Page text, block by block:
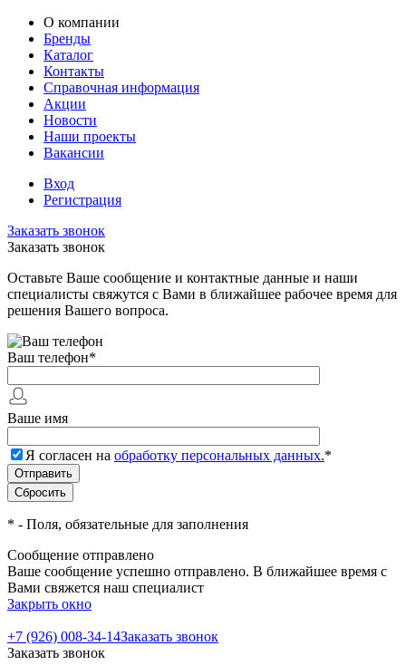
О компании
Бренды
Каталог
Контакты
Справочная информация
Акции
Новости
Наши проекты
Вакансии
Вход
Регистрация
Заказать звонок
Заказать звонок
Оставьте Ваше сообщение и контактные данные и наши
специалисты свяжутся с Вами в ближайшее рабочее время для
решения Вашего вопроса.
Ваш телефон*
Ваше имя
Я согласен на обработку персональных данных.*
* - Поля, обязательные для заполнения
Сообщение отправлено
Ваше сообщение успешно отправлено. В ближайшее время с
Вами свяжется наш специалист
Закрыть окно
+7 (926) 008-34-14Заказать звонок
Заказать звонок